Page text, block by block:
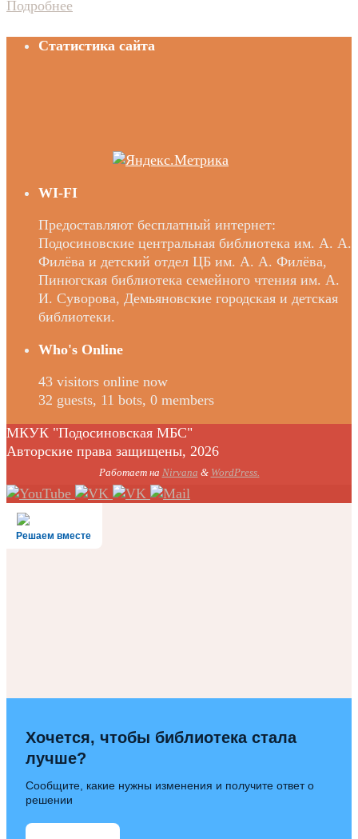
Подробнее
Статистика сайта
WI-FI
Предоставляют бесплатный интернет:
Подосиновские центральная библиотека им. А. А.
Филёва и детский отдел ЦБ им. А. А. Филёва,
Пинюгская библиотека семейного чтения им. А.
И. Суворова, Демьяновские городская и детская
библиотеки.
Who's Online
43 visitors online now
32 guests, 11 bots, 0 members
МКУК "Подосиновская МБС"
Авторские права защищены, 2026
Работает на Nirvana & WordPress.
Решаем вместе
Хочется, чтобы библиотека стала
лучше?
Сообщите, какие нужны изменения и получите ответ о
решении